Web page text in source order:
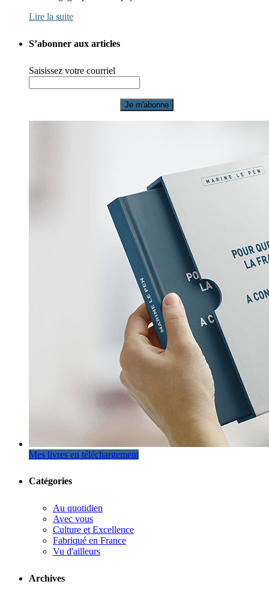
Lire la suite
S’abonner aux articles
Saisissez votre courriel
Je m'abonne
Mes livres en téléchargement
Catégories
Au quotidien
Avec vous
Culture et Excellence
Fabriqué en France
Vu d'ailleurs
Archives